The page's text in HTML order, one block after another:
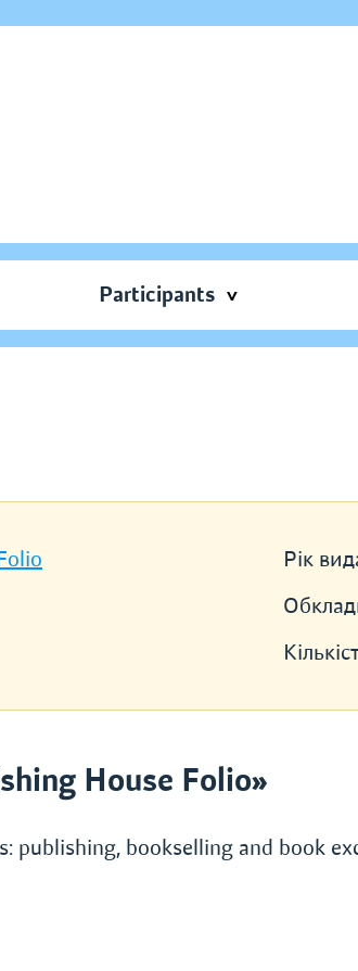
Participants
Рік
House Folio»
publishing, bookselling and book